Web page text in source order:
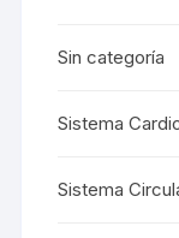
Sin categoría
Sistema
Sistema